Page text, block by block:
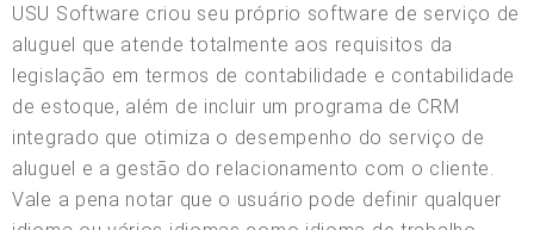
USU Software criou seu próprio software de serviço de
aluguel que atende totalmente aos requisitos da
legislação em termos de contabilidade e contabilidade
de estoque, além de incluir um programa de CRM
integrado que otimiza o desempenho do serviço de
aluguel e a gestão do relacionamento com o cliente.
Vale a pena notar que o usuário pode definir qualquer